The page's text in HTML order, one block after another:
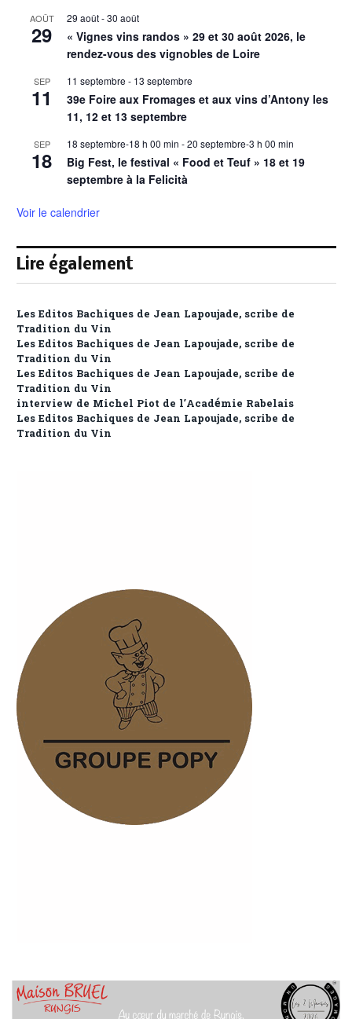
AOÛT
29
29 août-30 août
« Vignes vins randos » 29 et 30 août 2026, le
rendez-vous des vignobles de Loire
SEP
11
11 septembre - 13 septembre
39e Foire aux Fromages et aux vins d’Antony les
11, 12 et 13 septembre
SEP
18
18 septembre-18 h 00 min -20 septembre-3 h 00 min
Big Fest, le festival « Food et Teuf » 18 et 19
septembre à la Felicità
Voir le calendrier
Lire également
Les Editos Bachiques de Jean Lapoujade, scribe de
Tradition du Vin
Les Editos Bachiques de Jean Lapoujade, scribe de
Tradition du Vin
Les Editos Bachiques de Jean Lapoujade, scribe de
Tradition du Vin
interview de Michel Piot de l’Académie Rabelais
Les Editos Bachiques de Jean Lapoujade, scribe de
Tradition du Vin